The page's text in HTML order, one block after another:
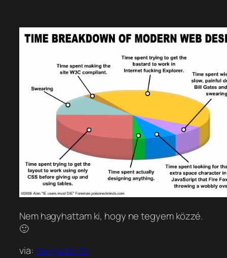
Nem hagyhattam ki, hogy ne tegyem közzé.
🙂
via: sw-guide.de